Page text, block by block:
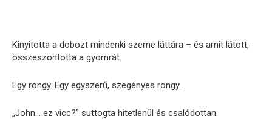
Kinyitotta a dobozt mindenki szeme láttára – és amit látott,
összeszorította a gyomrát.
Egy rongy. Egy egyszerű, szegényes rongy.
„John… ez vicc?” suttogta hitetlenül és csalódottan.